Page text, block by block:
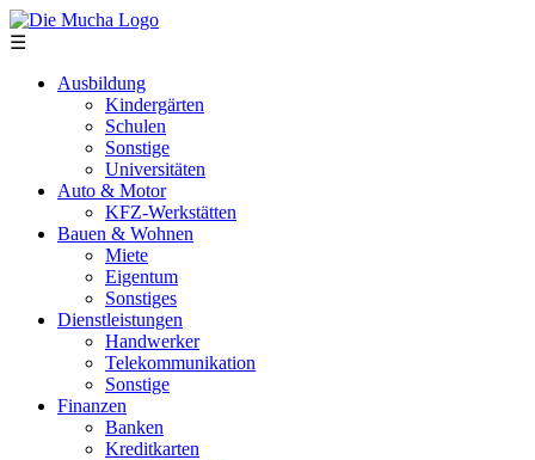
Direkt zum Inhalt
☰
Ausbildung
Kindergärten
Schulen
Sonstige
Universitäten
Auto & Motor
KFZ-Werkstätten
Bauen & Wohnen
Miete
Eigentum
Sonstiges
Dienstleistungen
Handwerker
Telekommunikation
Sonstige
Finanzen
Banken
Kreditkarten